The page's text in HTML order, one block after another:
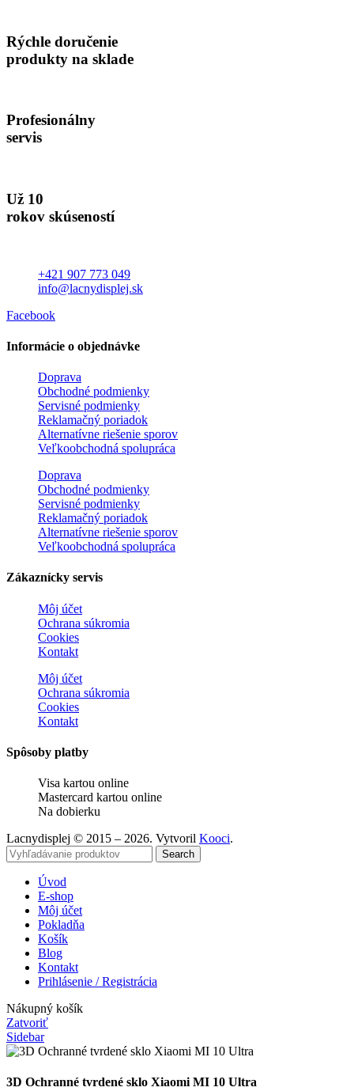
Rýchle doručenie
produkty na sklade
Profesionálny
servis
Už 10
rokov skúseností
+421 907 773 049
info@lacnydisplej.sk
Facebook
Informácie o objednávke
Doprava
Obchodné podmienky
Servisné podmienky
Reklamačný poriadok
Alternatívne riešenie sporov
Veľkoobchodná spolupráca
Doprava
Obchodné podmienky
Servisné podmienky
Reklamačný poriadok
Alternatívne riešenie sporov
Veľkoobchodná spolupráca
Zákaznícky servis
Môj účet
Ochrana súkromia
Cookies
Kontakt
Môj účet
Ochrana súkromia
Cookies
Kontakt
Spôsoby platby
Visa kartou online
Mastercard kartou online
Na dobierku
Lacnydisplej © 2015 – 2026. Vytvoril Kooci.
Search
Úvod
E-shop
Môj účet
Pokladňa
Košík
Blog
Kontakt
Prihlásenie / Registrácia
Nákupný košík
Zatvoriť
Sidebar
3D Ochranné tvrdené sklo Xiaomi MI 10 Ultra